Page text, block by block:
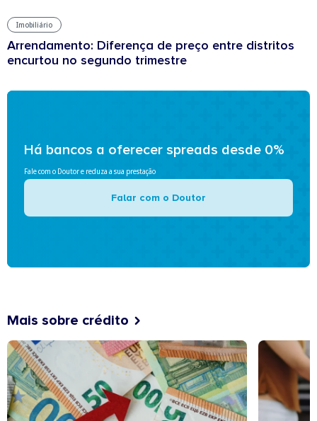
Imobiliário
Arrendamento: Diferença de preço entre distritos
encurtou no segundo trimestre
Há bancos a oferecer spreads desde 0%
Fale com o Doutor e reduza a sua prestação
Falar com o Doutor
Mais sobre crédito